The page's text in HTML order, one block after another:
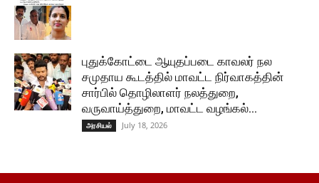
புதுக்கோட்டை ஆயுதப்படை காவலர் நல
சமுதாய கூடத்தில் மாவட்ட நிர்வாகத்தின்
சார்பில் தொழிலாளர் நலத்துறை,
வருவாய்த்துறை, மாவட்ட வழங்கல்...
அரசியல் July 18, 2026